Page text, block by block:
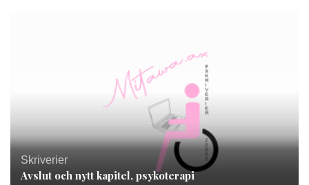
Skriverier
Avslut och nytt kapitel, psykoterapi